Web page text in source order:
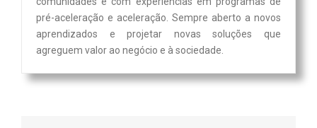
pré-aceleração e aceleração. Sempre aberto a novos
aprendizados e projetar novas soluções que
agreguem valor ao negócio e à sociedade.